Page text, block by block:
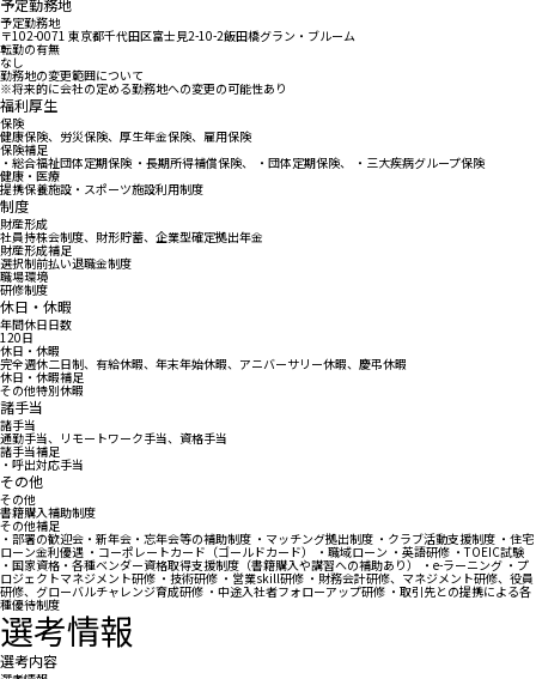
予定勤務地
予定勤務地
〒102-0071 東京都千代田区富士見2-10-2飯田橋グラン・ブルーム
転勤の有無
なし
勤務地の変更範囲について
※将来的に会社の定める勤務地への変更の可能性あり
福利厚生
保険
健康保険、労災保険、厚生年金保険、雇用保険
保険補足
・総合福祉団体定期保険 ・長期所得補償保険、 ・団体定期保険、 ・三大疾病グループ保険
健康・医療
提携保養施設・スポーツ施設利用制度
制度
財産形成
社員持株会制度、財形貯蓄、企業型確定拠出年金
財産形成補足
選択制前払い退職金制度
職場環境
研修制度
休日・休暇
年間休日日数
120日
休日・休暇
完全週休二日制、有給休暇、年末年始休暇、アニバーサリー休暇、慶弔休暇
休日・休暇補足
その他特別休暇
諸手当
諸手当
通勤手当、リモートワーク手当、資格手当
諸手当補足
・呼出対応手当
その他
その他
書籍購入補助制度
その他補足
・部署の歓迎会・新年会・忘年会等の補助制度 ・マッチング拠出制度 ・クラブ活動支援制度 ・住宅
ローン金利優遇 ・コーポレートカード（ゴールドカード） ・職域ローン ・英語研修 ・TOEIC試験
・国家資格・各種ベンダー資格取得支援制度（書籍購入や講習への補助あり） ・e-ラーニング ・プ
ロジェクトマネジメント研修 ・技術研修 ・営業skill研修 ・財務会計研修、マネジメント研修、役員
研修、グローバルチャレンジ育成研修 ・中途入社者フォローアップ研修 ・取引先との提携による各
種優待制度
選考情報
選考内容